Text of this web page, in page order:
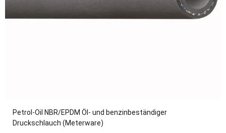
Petrol-Oil NBR/EPDM Öl- und benzinbeständiger
Druckschlauch (Meterware)